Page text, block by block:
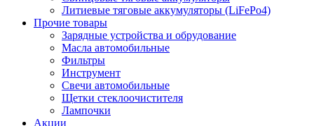
Литиевые тяговые аккумуляторы (LiFePo4)
Прочие товары
Зарядные устройства и обрудование
Масла автомобильные
Фильтры
Инструмент
Свечи автомобильные
Щетки стеклоочистителя
Лампочки
Акции